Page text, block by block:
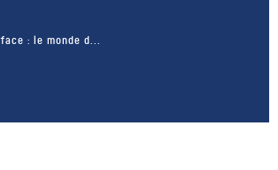
: le monde d...